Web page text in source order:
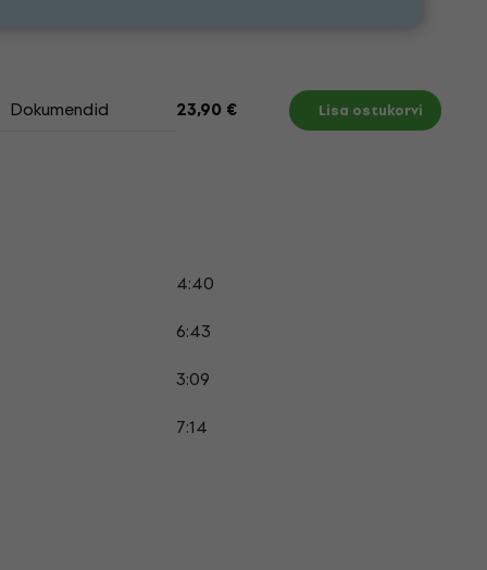
Dokumendid 23,90 € Lisa ostukorvi
4:40
6:43
3:09
7:14